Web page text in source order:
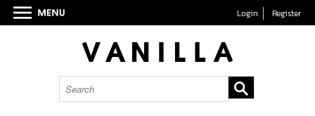
Login Register